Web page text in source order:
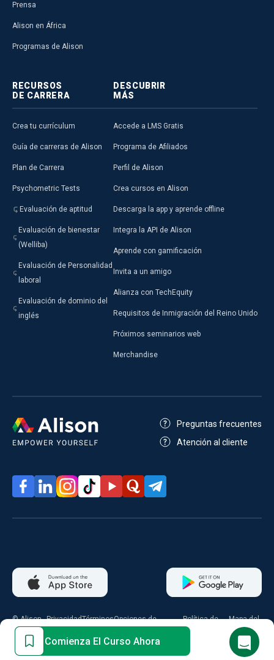
Comienza El Curso Ahora
Prensa
Alison en África
Programas de Alison
RECURSOS
DE CARRERA
Crea tu currículum
Guía de carreras de Alison
Plan de Carrera
Psychometric Tests
Evaluación de aptitud
Evaluación de bienestar
(Welliba)
Evaluación de Personalidad
laboral
Evaluación de dominio del
inglés
DESCUBRIR
MÁS
Accede a LMS Gratis
Programa de Afiliados
Perfil de Alison
Crea cursos en Alison
Descarga la app y aprende offline
Integra la API de Alison
Aprende con gamificación
Invita a un amigo
Alianza con TechEquity
Requisitos de Inmigración del Reino Unido
Próximos seminarios web
Merchandise
Preguntas frecuentes
Atención al cliente
© Alison
2026
PrivacidadTérminosOpciones de
Política de
Mapa del
sitio